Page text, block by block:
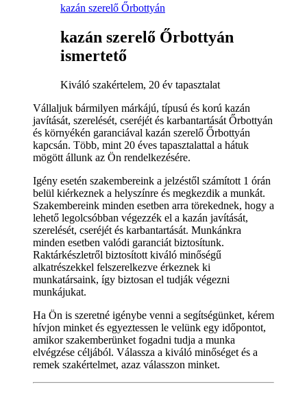
kazán szerelő Őrbottyán
kazán szerelő Őrbottyán
ismertető
Kiváló szakértelem, 20 év tapasztalat
Vállaljuk bármilyen márkájú, típusú és korú kazán
javítását, szerelését, cseréjét és karbantartását Őrbottyán
és környékén garanciával kazán szerelő Őrbottyán
kapcsán. Több, mint 20 éves tapasztalattal a hátuk
mögött állunk az Ön rendelkezésére.
Igény esetén szakembereink a jelzéstől számított 1 órán
belül kiérkeznek a helyszínre és megkezdik a munkát.
Szakembereink minden esetben arra törekednek, hogy a
lehető legolcsóbban végezzék el a kazán javítását,
szerelését, cseréjét és karbantartását. Munkánkra
minden esetben valódi garanciát biztosítunk.
Raktárkészletről biztosított kiváló minőségű
alkatrészekkel felszerelkezve érkeznek ki
munkatársaink, így biztosan el tudják végezni
munkájukat.
Ha Ön is szeretné igénybe venni a segítségünket, kérem
hívjon minket és egyeztessen le velünk egy időpontot,
amikor szakemberünket fogadni tudja a munka
elvégzése céljából. Válassza a kiváló minőséget és a
remek szakértelmet, azaz válasszon minket.